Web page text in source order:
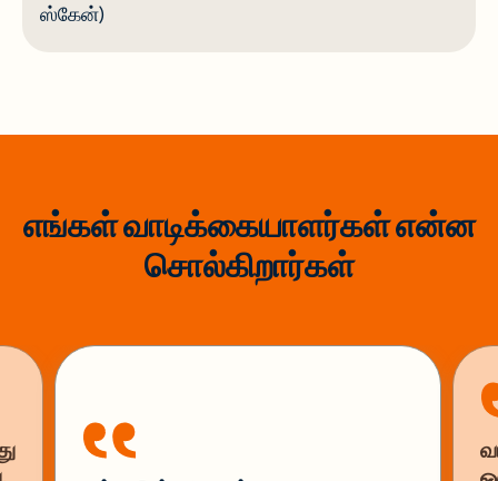
ஸ்கேன்)
எங்கள் வாடிக்கையாளர்கள் என்ன
சொல்கிறார்கள்